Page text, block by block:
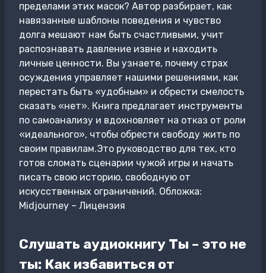
пределами этих масок? Автор разбирает, как
навязанные шаблоны поведения и чувство
долга мешают нам быть счастливыми, учит
распознавать давление извне и находить
личные ценности. Вы узнаете, почему страх
осуждения управляет нашими решениями, как
перестать быть «удобным» и обрести смелость
сказать «нет». Книга предлагает инструменты
по самоанализу и вдохновляет на отказ от роли
«идеального», чтобы обрести свободу жить по
своим правилам.Это руководство для тех, кто
готов сломать сценарии чужой игры и начать
писать свою историю, свободную от
искусственных ограничений. Обложка:
Midjourney – Лицензия
Слушать аудиокнигу Ты – это не
ты: Как избавиться от